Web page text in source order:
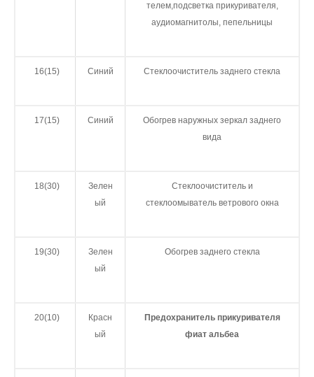
телем,подсветка прикуривателя,
аудиомагнитолы, пепельницы
16(15) Синий Стеклоочиститель заднего стекла
17(15) Синий
Обогрев наружных зеркал заднего
вида
18(30)
Зелен
ый
Стеклоочиститель и
стеклоомыватель ветрового окна
19(30)
Зелен
ый
Обогрев заднего стекла
20(10)
Красн
ый
Предохранитель прикуривателя
фиат альбеа